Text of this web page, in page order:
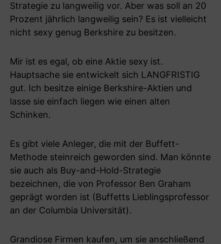
Strategie zu langweilig vor. Aber was soll an 20
Prozent jährlich langweilig sein? Es ist vielleicht
nicht sexy genug Berkshire zu besitzen.
Mir ist es egal, ob eine Aktie sexy ist.
Hauptsache sie entwickelt sich LANGFRISTIG
gut. Ich besitze einige Berkshire-Aktien und
lasse sie einfach liegen wie einen alten
Schinken.
Es gibt viele Anleger, die mit der Buffett-
Methode steinreich geworden sind. Man könnte
sie auch als Buy-and-Hold-Strategie
bezeichnen, die von Professor Ben Graham
geprägt worden ist (Buffetts Lieblingsprofessor
an der Columbia Universität).
Grandiose Firmen kaufen, um sie anschließend